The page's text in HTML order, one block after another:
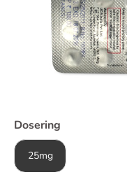
Dosering
25mg